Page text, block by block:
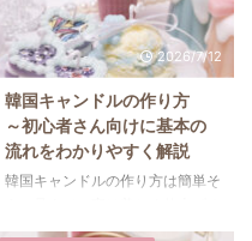
2026/7/12
韓国キャンドルの作り方
～初心者さん向けに基本の
流れをわかりやすく解説
韓国キャンドルの作り方は簡単そ
ためのコツがいくつかあります。